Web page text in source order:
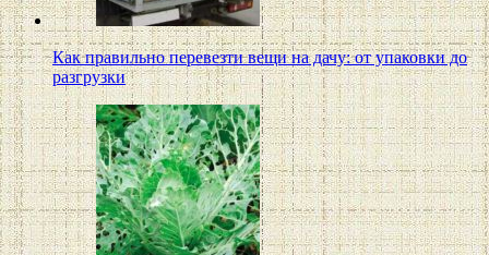
Как правильно перевезти вещи на дачу: от упаковки до
разгрузки